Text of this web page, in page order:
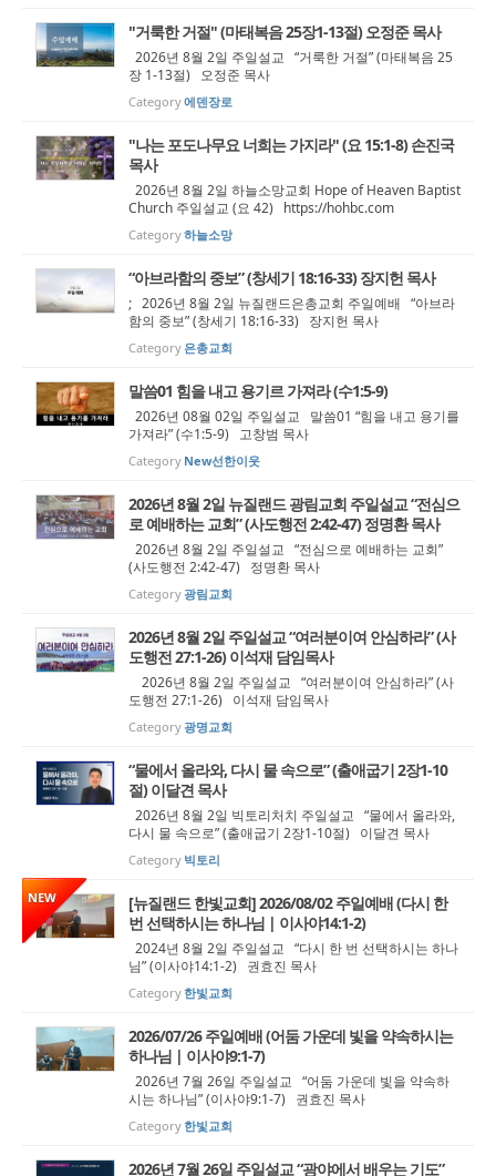
"거룩한 거절" (마태복음 25장1-13절) 오정준 목사
2026년 8월 2일 주일설교 “거룩한 거절” (마태복음 25
장 1-13절) 오정준 목사
Category에덴장로
"나는 포도나무요 너희는 가지라" (요 15:1-8) 손진국
목사
2026년 8월 2일 하늘소망교회 Hope of Heaven Baptist
Church 주일설교 (요 42) https://hohbc.com
Category하늘소망
“아브라함의 중보” (창세기 18:16-33) 장지헌 목사
; 2026년 8월 2일 뉴질랜드은총교회 주일예배 “아브라
함의 중보” (창세기 18:16-33) 장지헌 목사
Category은총교회
말씀01 힘을 내고 용기르 가져라 (수1:5-9)
2026년 08월 02일 주일설교 말씀01 “힘을 내고 용기를
가져라” (수1:5-9) 고창범 목사
Category New선한이웃
2026년 8월 2일 뉴질랜드 광림교회 주일설교 “전심으
로 예배하는 교회” (사도행전 2:42-47) 정명환 목사
2026년 8월 2일 주일설교 “전심으로 예배하는 교회”
(사도행전 2:42-47) 정명환 목사
Category광림교회
2026년 8월 2일 주일설교 “여러분이여 안심하라” (사
도행전 27:1-26) 이석재 담임목사
2026년 8월 2일 주일설교 “여러분이여 안심하라” (사
도행전 27:1-26) 이석재 담임목사
Category광명교회
“물에서 올라와, 다시 물 속으로” (출애굽기 2장1-10
절) 이달견 목사
2026년 8월 2일 빅토리처치 주일설교 “물에서 올라와,
다시 물 속으로” (출애굽기 2장1-10절) 이달견 목사
Category 빅토리
NEW
[뉴질랜드 한빛교회] 2026/08/02 주일예배 (다시 한
번 선택하시는 하나님 | 이사야14:1-2)
2024년 8월 2일 주일설교 “다시 한 번 선택하시는 하나
님” (이사야14:1-2) 권효진 목사
Category 한빛교회
2026/07/26 주일예배 (어둠 가운데 빛을 약속하시는
하나님 | 이사야9:1-7)
2026년 7월 26일 주일설교 “어둠 가운데 빛을 약속하
시는 하나님” (이사야9:1-7) 권효진 목사
Category 한빛교회
2026년 7월 26일 주일설교 “광야에서 배우는 기도”